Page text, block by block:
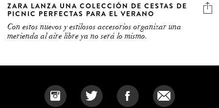
ZARA LANZA UNA COLECCIÓN DE CESTAS DE
PICNIC PERFECTAS PARA EL VERANO
Con estos nuevos y estilosos accesorios organizar una
merienda al aire libre ya no será lo mismo.